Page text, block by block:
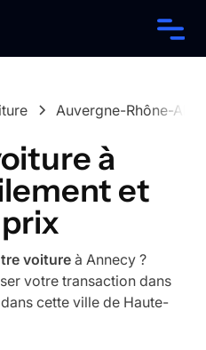
Auvergne-Rhône-
à
et
voiture à Annecy ?
votre transaction dans
dans cette ville de Haute-